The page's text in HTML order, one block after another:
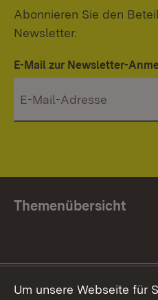
Abonnieren Sie den
Newsletter.
E-Mail zur Newsletter-
Themenübersicht
Um unsere Webseite für